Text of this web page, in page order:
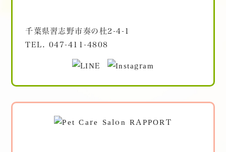
千葉県習志野市奏の杜2-4-1
TEL. 047-411-4808